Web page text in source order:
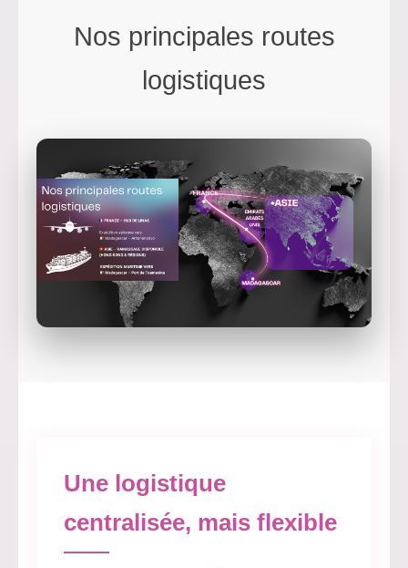
Nos principales routes
logistiques
Une logistique
centralisée, mais flexible